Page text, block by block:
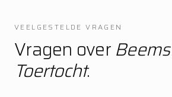
VEELGESTELDE VRAGEN
Vragen over
Toertocht.